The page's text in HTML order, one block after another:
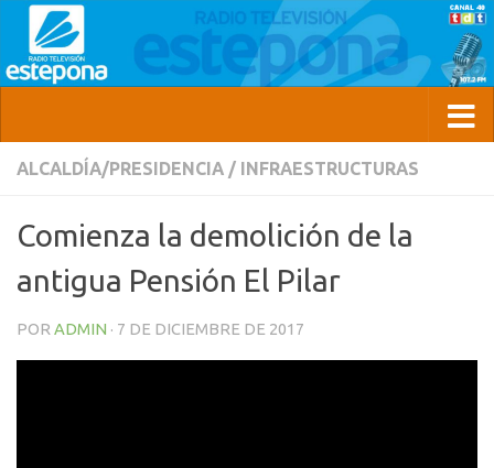
ALCALDÍA/PRESIDENCIA / INFRAESTRUCTURAS
Comienza la demolición de la
antigua Pensión El Pilar
POR ADMIN · 7 DE DICIEMBRE DE 2017